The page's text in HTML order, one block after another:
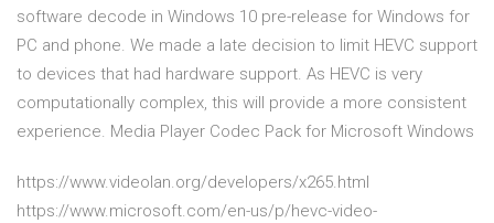
software decode in Windows 10 pre-release for Windows for
PC and phone. We made a late decision to limit HEVC support
to devices that had hardware support. As HEVC is very
computationally complex, this will provide a more consistent
experience. Media Player Codec Pack for Microsoft Windows
https://www.videolan.org/developers/x265.html
https://www.microsoft.com/en-us/p/hevc-video-